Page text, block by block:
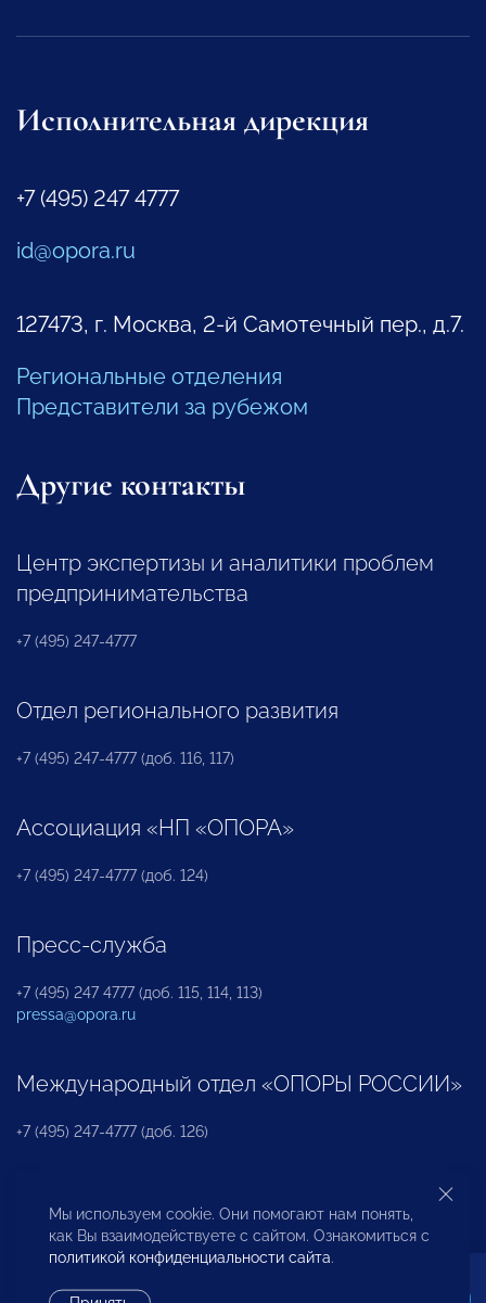
Исполнительная дирекция
+7 (495) 247 4777
id@opora.ru
127473, г. Москва, 2-й Самотечный пер., д.7.
Региональные отделения
Представители за рубежом
Другие контакты
Центр экспертизы и аналитики проблем
предпринимательства
+7 (495) 247-4777
Отдел регионального развития
+7 (495) 247-4777 (доб. 116, 117)
Ассоциация «НП «ОПОРА»
+7 (495) 247-4777 (доб. 124)
Пресс-служба
+7 (495) 247 4777 (доб. 115, 114, 113)
pressa@opora.ru
Международный отдел «ОПОРЫ РОССИИ»
+7 (495) 247-4777 (доб. 126)
Бюро по защите прав предпринимателей и
инвесторов
Мы используем cookie. Они помогают нам понять,
как Вы взаимодействуете с сайтом. Ознакомиться с
политикой конфиденциальности сайта.